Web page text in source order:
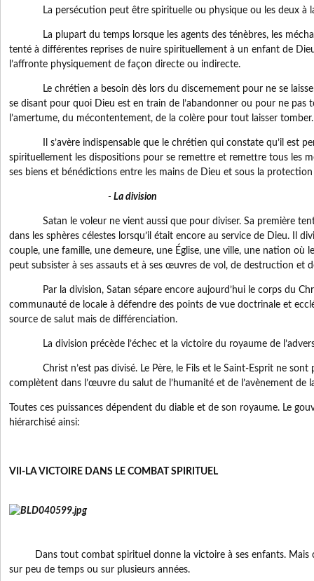
La persécution peut être spirituelle ou physique ou les deux à
La plupart du temps lorsque les agents des ténèbres, les
tenté à différentes reprises de nuire spirituellement à un enfant de
l’affronte physiquement de façon directe ou indirecte.
Le chrétien a besoin dès lors du discernement pour ne se laisser
se disant pour quoi Dieu est en train de l’abandonner ou pour ne pas
l’amertume, du mécontentement, de la colère pour tout laisser tomber.
Il s’avère indispensable que le chrétien qui constate qu’il est
spirituellement les dispositions pour se remettre et remettre tous les
ses biens et bénédictions entre les mains de Dieu et sous la protection
- La division
Satan le voleur ne vient aussi que pour diviser. Sa première
dans les sphères célestes lorsqu’il était encore au service de Dieu. Il
couple, une famille, une demeure, une Église, une ville, une nation où
peut subsister à ses assauts et à ses œuvres de vol, de destruction et
Par la division, Satan sépare encore aujourd’hui le corps du
communauté de locale à défendre des points de vue doctrinale et
source de salut mais de différenciation.
La division précède l’échec et la victoire du royaume de
Christ n’est pas divisé. Le Père, le Fils et le Saint-Esprit ne sont
complètent dans l’œuvre du salut de l’humanité et de l’avènement de
Toutes ces puissances dépendent du diable et de son royaume. Le
hiérarchisé ainsi:
VII-LA VICTOIRE DANS LE COMBAT SPIRITUEL
Dans tout combat spirituel donne la victoire à ses enfants. Mais
sur peu de temps ou sur plusieurs années.